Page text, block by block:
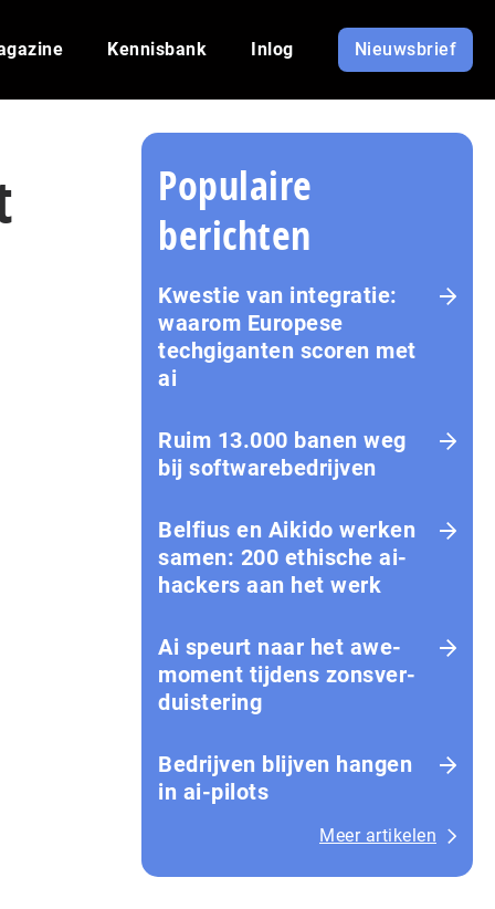
Kennisbank Inlog Nieuwsbrief
Populaire
berichten
Kwestie van integratie:
waarom Europese
techgiganten scoren met
ai
Ruim 13.000 banen weg
bij softwarebedrijven
Belfius en Aikido werken
samen: 200 ethische ai-
hackers aan het werk
Ai speurt naar het awe-
moment tijdens zons­ver­
duis­te­ring
Bedrijven blijven hangen
in ai-pilots
Meer artikelen